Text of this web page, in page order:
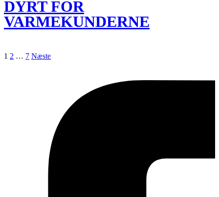
DYRT FOR
VARMEKUNDERNE
Indlægsinddeling
1 2 … 7 Næste